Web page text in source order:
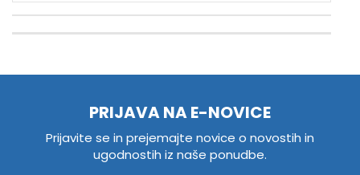
PRIJAVA NA E-NOVICE
Prijavite se in prejemajte novice o novostih in
ugodnostih iz naše ponudbe.